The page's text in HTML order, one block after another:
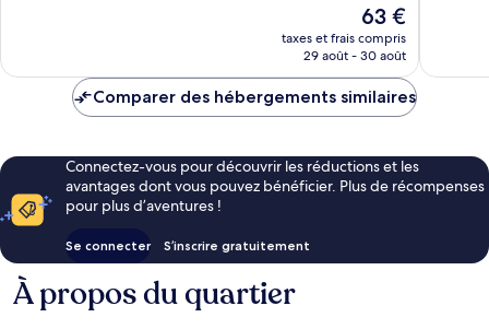
Le
nouveau
prix
de
63 €
taxes et frais compris
29 août - 30 août
Comparer des hébergements similaires
Connectez-vous pour découvrir les réductions et les
avantages dont vous pouvez bénéficier. Plus de récompenses
pour plus d’aventures !
Se connecter S’inscrire gratuitement
À propos du quartier